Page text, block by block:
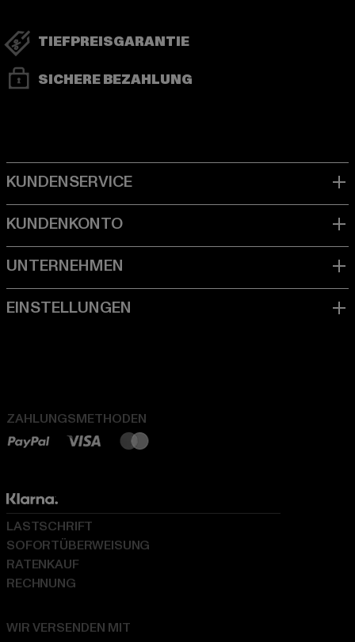
TIEFPREISGARANTIE
SICHERE BEZAHLUNG
ZAHLUNGSMETHODEN
WIR VERSENDEN MIT
LASTSCHRIFT
SOFORTÜBERWEISUNG
RATENKAUF
RECHNUNG